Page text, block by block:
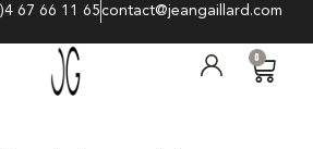
67 66 11 65contact@jeangaillard.com
0